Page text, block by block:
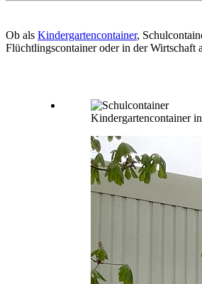
Ob als Kindergartencontainer,
Flüchtlingscontainer oder in der Wirtschaft
Kindergartencontainer